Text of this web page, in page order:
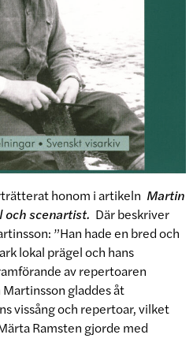
honom i artikeln Martin
scenartist. Där beskriver
”Han hade en bred och
lokal prägel och hans
av repertoaren
gladdes åt
vissång och repertoar, vilket
Ramsten gjorde med